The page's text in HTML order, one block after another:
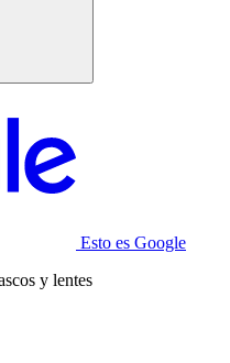
Esto es Google
y lentes